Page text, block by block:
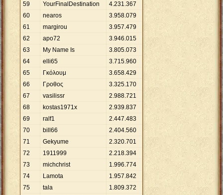
59 YourFinalDestination 4.231.367
60
nearos 3.958.079
61
margirou 3.957.479
62
apo72 3.946.015
63
My Name Is 3.805.073
64
elli65 3.715.960
65
Γκόλουμ 3.658.429
66
Γροθος 3.325.170
67
vasilissr 2.988.721
68
kostas1971x 2.939.837
69
ralf1 2.447.483
70
bill66 2.404.560
71
Gekyume 2.320.701
72
1911999 2.218.394
73
michchrist 1.996.774
74
Lamota 1.957.842
75
tala 1.809.372